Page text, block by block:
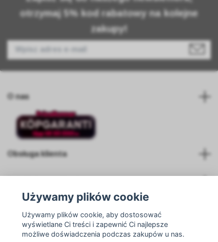
otrzymaj 5% kod rabatowy na kolejne
zakupy!
O nas
Obsługa klienta
Media społecznościowe
Używamy plików cookie
Używamy plików cookie, aby dostosować
wyświetlane Ci treści i zapewnić Ci najlepsze
możliwe doświadczenia podczas zakupów u nas.